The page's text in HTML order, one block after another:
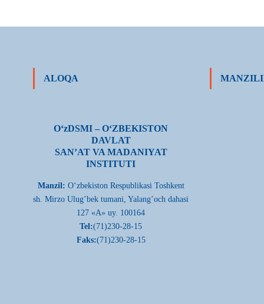
ALOQA
О‘zDSMI – О‘ZBEKISTON
DAVLAT
SAN’AT VA MADANIYAT
INSTITUTI
Manzil: О‘zbekiston Respublikasi Toshkent
sh. Mirzo Ulug’bek tumani, Yalang’och dahasi
127 «A» uy. 100164
Tel:(71)230-28-15
Faks:(71)230-28-15